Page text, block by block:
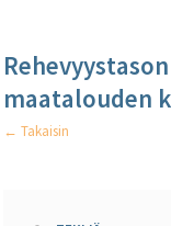
maatalouden
← Takaisin